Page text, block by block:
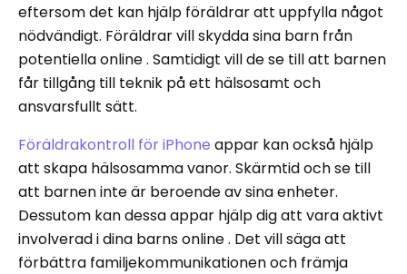
eftersom det kan hjälp föräldrar att uppfylla något
nödvändigt. Föräldrar vill skydda sina barn från
potentiella online . Samtidigt vill de se till att barnen
får tillgång till teknik på ett hälsosamt och
ansvarsfullt sätt.
Föräldrakontroll för iPhone appar kan också hjälp
att skapa hälsosamma vanor. Skärmtid och se till
att barnen inte är beroende av sina enheter.
Dessutom kan dessa appar hjälp dig att vara aktivt
involverad i dina barns online . Det vill säga att
förbättra familjekommunikationen och främja